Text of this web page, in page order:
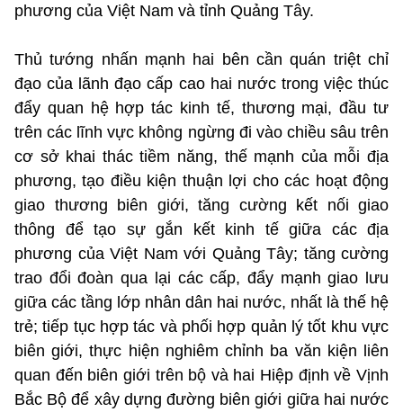
phương của Việt Nam và tỉnh Quảng Tây.
Thủ tướng nhấn mạnh hai bên cần quán triệt chỉ
đạo của lãnh đạo cấp cao hai nước trong việc thúc
đẩy quan hệ hợp tác kinh tế, thương mại, đầu tư
trên các lĩnh vực không ngừng đi vào chiều sâu trên
cơ sở khai thác tiềm năng, thế mạnh của mỗi địa
phương, tạo điều kiện thuận lợi cho các hoạt động
giao thương biên giới, tăng cường kết nối giao
thông để tạo sự gắn kết kinh tế giữa các địa
phương của Việt Nam với Quảng Tây; tăng cường
trao đổi đoàn qua lại các cấp, đẩy mạnh giao lưu
giữa các tầng lớp nhân dân hai nước, nhất là thế hệ
trẻ; tiếp tục hợp tác và phối hợp quản lý tốt khu vực
biên giới, thực hiện nghiêm chỉnh ba văn kiện liên
quan đến biên giới trên bộ và hai Hiệp định về Vịnh
Bắc Bộ để xây dựng đường biên giới giữa hai nước